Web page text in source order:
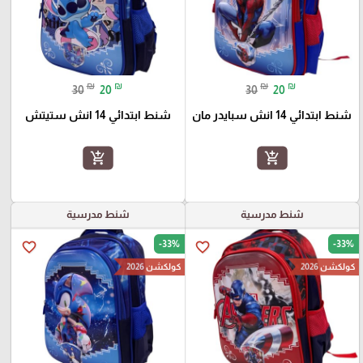
30 ₪ 20 ₪
شنط ابتدائي 14 انش سبايدر مان
add_shopping_cart
30 ₪ 20 ₪
شنط ابتدائي 14 انش ستيتش
add_shopping_cart
شنط مدرسية
favorite_border -33%
كولكشن 2026
شنط مدرسية
favorite_border -33%
كولكشن 2026